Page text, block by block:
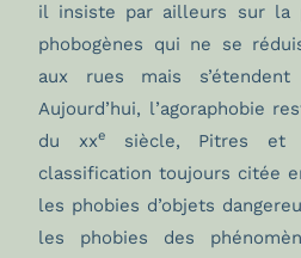
il insiste par ailleurs sur la
phobogènes qui ne se
aux rues mais
Aujourd’hui, l’agoraphobie
du xxe
siècle, Pitres et
classification toujours citée
les phobies d’objets
les phobies des